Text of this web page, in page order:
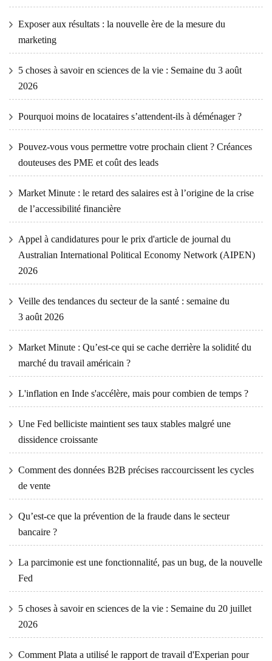
Exposer aux résultats : la nouvelle ère de la mesure du
marketing
5 choses à savoir en sciences de la vie : Semaine du 3 août
2026
Pourquoi moins de locataires s’attendent-ils à déménager ?
Pouvez-vous vous permettre votre prochain client ? Créances
douteuses des PME et coût des leads
Market Minute : le retard des salaires est à l’origine de la crise
de l’accessibilité financière
Appel à candidatures pour le prix d'article de journal du
Australian International Political Economy Network (AIPEN)
2026
Veille des tendances du secteur de la santé : semaine du
3 août 2026
Market Minute : Qu’est-ce qui se cache derrière la solidité du
marché du travail américain ?
L'inflation en Inde s'accélère, mais pour combien de temps ?
Une Fed belliciste maintient ses taux stables malgré une
dissidence croissante
Comment des données B2B précises raccourcissent les cycles
de vente
Qu’est-ce que la prévention de la fraude dans le secteur
bancaire ?
La parcimonie est une fonctionnalité, pas un bug, de la nouvelle
Fed
5 choses à savoir en sciences de la vie : Semaine du 20 juillet
2026
Comment Plata a utilisé le rapport de travail d'Experian pour